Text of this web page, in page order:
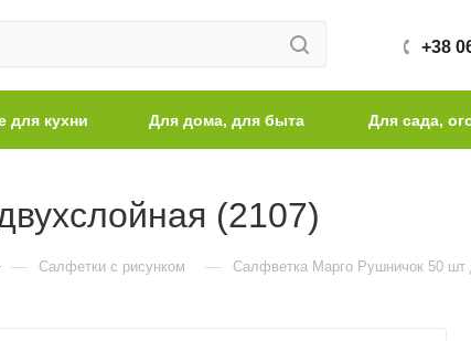
+38
для кухни Для дома, для быта Для сада,
(2107)
— Салфетки с рисунком — Салфветка Марго Рушничок 50 шт